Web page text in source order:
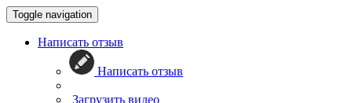
Toggle navigation
Написать отзыв
Написать отзыв
Загрузить видео